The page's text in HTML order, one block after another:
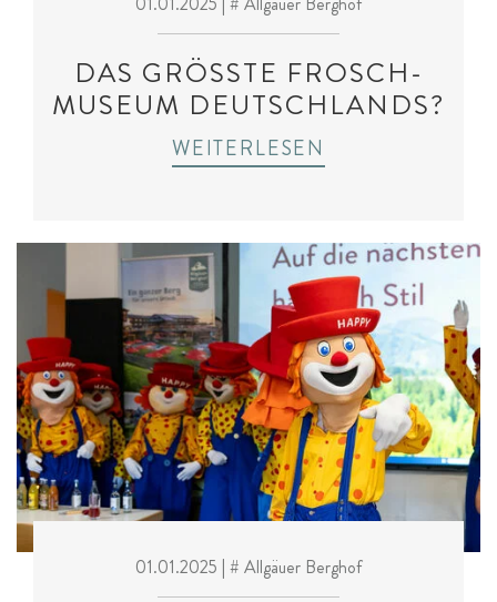
DAS GRÖSSTE FROSCH-M
USEUM DEUTSCHLANDS?
WEITERLESEN
01.01.2025 | # Allgäuer Berghof